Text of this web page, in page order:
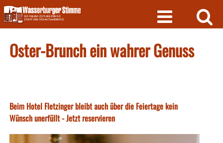
Skip
to
content
Oster-Brunch ein wahrer Genuss
Beim Hotel Fletzinger bleibt auch über die Feiertage kein
Wünsch unerfüllt - Jetzt reservieren